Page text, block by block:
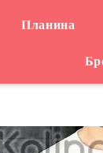
Планина